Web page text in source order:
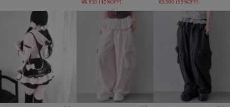
¥8,910 (10%OFF)
¥3,500 (55%OFF)